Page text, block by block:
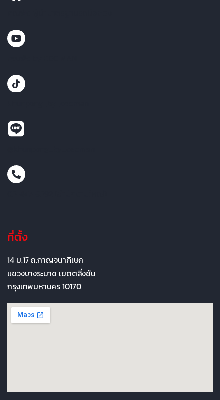
ที่ตั้ง
14 ม.17 ถ.กาญจนาภิเษก
แขวงบางระมาด เขตตลิ่งชัน
กรุงเทพมหานคร 10170